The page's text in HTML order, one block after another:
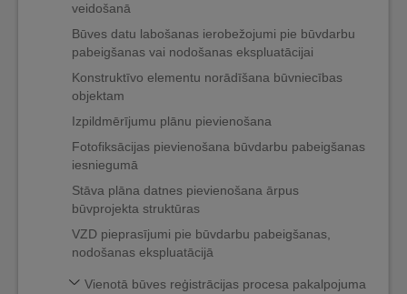
veidošanā
Būves datu labošanas ierobežojumi pie būvdarbu
pabeigšanas vai nodošanas ekspluatācijai
Konstruktīvo elementu norādīšana būvniecības
objektam
Izpildmērījumu plānu pievienošana
Fotofiksācijas pievienošana būvdarbu pabeigšanas
iesniegumā
Stāva plāna datnes pievienošana ārpus
būvprojekta struktūras
VZD pieprasījumi pie būvdarbu pabeigšanas,
nodošanas ekspluatācijā
Vienotā būves reģistrācijas procesa pakalpojuma